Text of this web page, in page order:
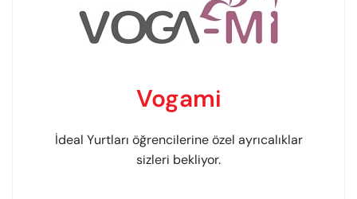
Vogami
İdeal Yurtları öğrencilerine özel ayrıcalıklar
sizleri bekliyor.